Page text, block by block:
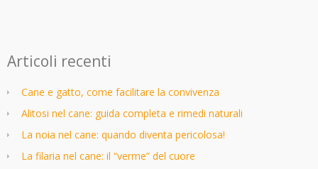
Articoli recenti
Cane e gatto, come facilitare la convivenza
Alitosi nel cane: guida completa e rimedi naturali
La noia nel cane: quando diventa pericolosa!
La filaria nel cane: il “verme” del cuore